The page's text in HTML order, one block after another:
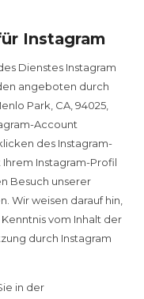
Instagram
Dienstes Instagram
angeboten durch
Park, CA, 94025,
Account
des Instagram-
Instagram-Profil
Besuch unserer
Wir weisen darauf hin,
vom Inhalt der
durch Instagram
in der